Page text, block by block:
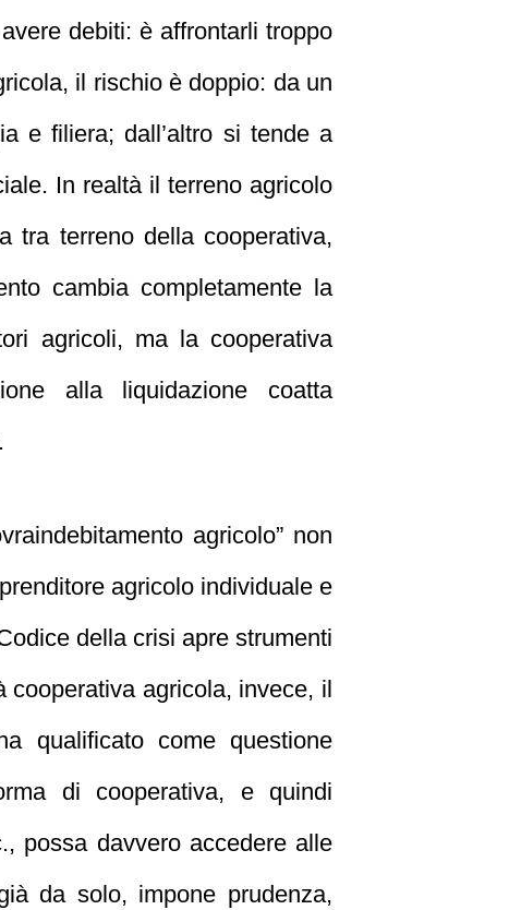
debiti: è affrontarli troppo
il rischio è doppio: da un
e filiera; dall’altro si tende a
In realtà il terreno agricolo
tra terreno della cooperativa,
cambia completamente la
agricoli, ma la cooperativa
alla liquidazione coatta
agricolo” non
agricolo individuale e
della crisi apre strumenti
agricola, invece, il
qualificato come questione
di cooperativa, e quindi
possa davvero accedere alle
da solo, impone prudenza,